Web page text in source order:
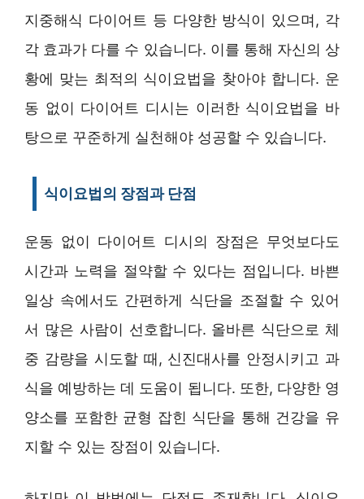
지중해식 다이어트 등 다양한 방식이 있으며, 각
각 효과가 다를 수 있습니다. 이를 통해 자신의 상
황에 맞는 최적의 식이요법을 찾아야 합니다. 운
동 없이 다이어트 디시는 이러한 식이요법을 바
탕으로 꾸준하게 실천해야 성공할 수 있습니다.
식이요법의 장점과 단점
운동 없이 다이어트 디시의 장점은 무엇보다도
시간과 노력을 절약할 수 있다는 점입니다. 바쁜
일상 속에서도 간편하게 식단을 조절할 수 있어
서 많은 사람이 선호합니다. 올바른 식단으로 체
중 감량을 시도할 때, 신진대사를 안정시키고 과
식을 예방하는 데 도움이 됩니다. 또한, 다양한 영
양소를 포함한 균형 잡힌 식단을 통해 건강을 유
지할 수 있는 장점이 있습니다.